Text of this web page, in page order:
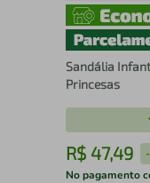
Sandália
Princesas
R$ 47,49 -
No pagamento